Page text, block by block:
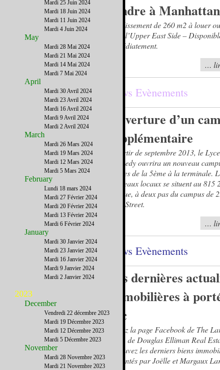
vendre à Manhattan
Etablissement de 260 m2 à louer
dans l’Upper East Side –
immédiatement.
…
News Evènements
Ouverture d’un
supplémentaire
A partir de septembre 2013, le
Kennedy ouvrira un nouveau
classes de la 5ème à la terminale.
nouveaux locaux se situent au 815
Avenue, à deux pas du campus de
43rd Street.
…
News Evènements
Les dernières
immobilières à
clic
Suivez la page Facebook de The
Team de Douglas Elliman Real
retrouvez les derniers biens
présentés par Joëlle et Margaux
Mardi 25 Juin 2024
Mardi 18 Juin 2024
Mardi 11 Juin 2024
Mardi 4 Juin 2024
May
Mardi 28 Mai 2024
Mardi 21 Mai 2024
Mardi 14 Mai 2024
Mardi 7 Mai 2024
April
Mardi 30 Avril 2024
Mardi 23 Avril 2024
Mardi 16 Avril 2024
Mardi 9 Avril 2024
Mardi 2 Avril 2024
March
Mardi 26 Mars 2024
Mardi 19 Mars 2024
Mardi 12 Mars 2024
Mardi 5 Mars 2024
February
Lundi 18 mars 2024
Mardi 27 Février 2024
Mardi 20 Février 2024
Mardi 13 Février 2024
Mardi 6 Février 2024
January
Mardi 30 Janvier 2024
Mardi 23 Janvier 2024
Mardi 16 Janvier 2024
Mardi 9 Janvier 2024
Mardi 2 Janvier 2024
2023
December
Vendredi 22 décembre 2023
Mardi 19 Décembre 2023
Mardi 12 Décembre 2023
Mardi 5 Décembre 2023
November
Mardi 28 Novembre 2023
Mardi 21 Novembre 2023